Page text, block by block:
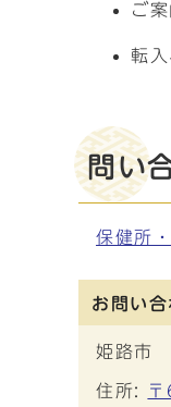
ご
転
問い
保健所
お問い合
姫路市
住所: